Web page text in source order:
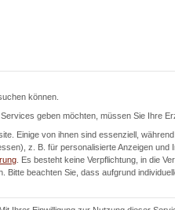
in
können.
geben möchten, müssen Sie Ihre
Einige von ihnen sind essenziell,
z. B. für personalisierte Anzeigen und
Es besteht keine Verpflichtung, in die
Bitte beachten Sie, dass aufgrund